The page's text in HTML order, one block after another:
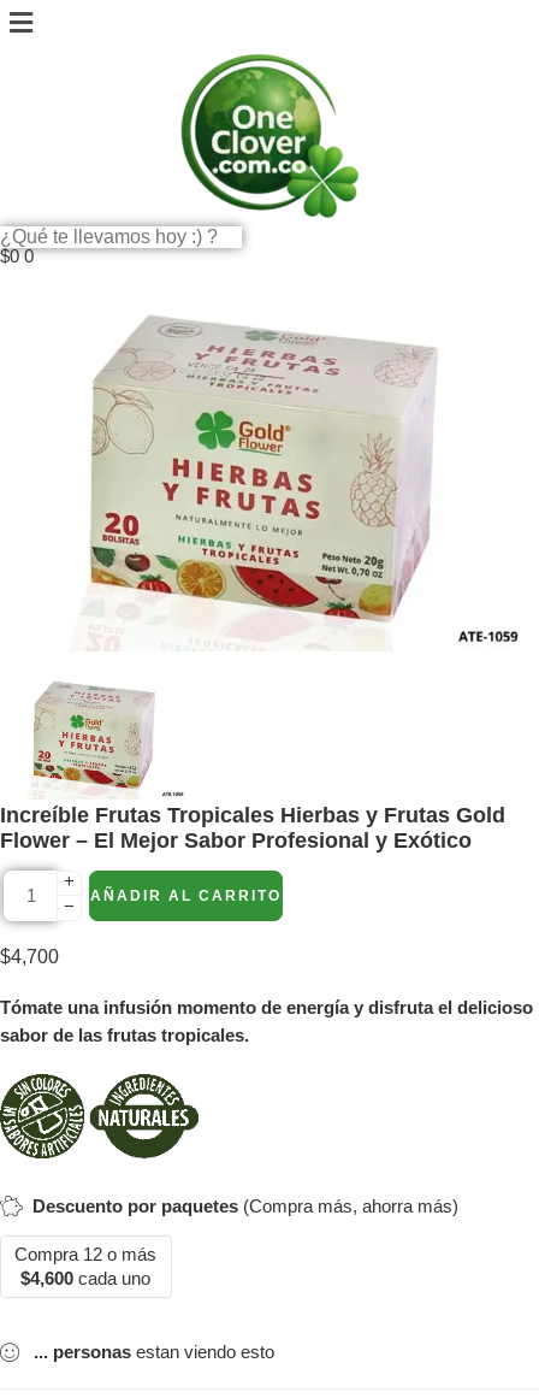
$0 0
Increíble Frutas Tropicales Hierbas y Frutas Gold
Flower – El Mejor Sabor Profesional y Exótico
+
−
AÑADIR AL CARRITO
$4,700
Tómate una infusión momento de energía y disfruta el delicioso
sabor de las frutas tropicales.
Descuento por paquetes (Compra más, ahorra más)
Compra 12 o más
$4,600 cada uno
... personas estan viendo esto